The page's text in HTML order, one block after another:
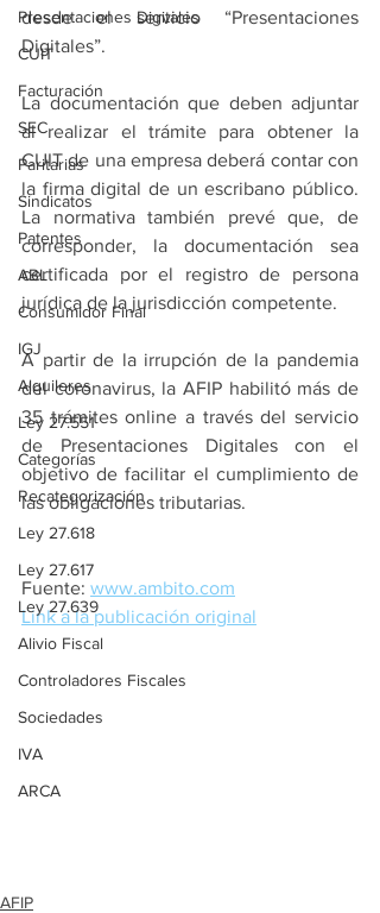
Presentaciones Digitales
CUIT
Facturación
SEC
Paritarias
Sindicatos
Patentes
ABL
Consumidor Final
IGJ
Alquileres
Ley 27.551
Categorías
Recategorización
Ley 27.618
Ley 27.617
Ley 27.639
Alivio Fiscal
Controladores Fiscales
Sociedades
IVA
ARCA
desde el servicio “Presentaciones
Digitales”.
La documentación que deben adjuntar
al realizar el trámite para obtener la
CUIT de una empresa deberá contar con
la firma digital de un escribano público.
La normativa también prevé que, de
corresponder, la documentación sea
certificada por el registro de persona
jurídica de la jurisdicción competente.
A partir de la irrupción de la pandemia
del coronavirus, la AFIP habilitó más de
35 trámites online a través del servicio
de Presentaciones Digitales con el
objetivo de facilitar el cumplimiento de
las obligaciones tributarias.
Fuente: www.ambito.com
Link a la publicación original
AFIP